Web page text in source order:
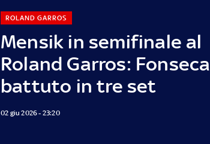
Mensik in semifinale al
Roland Garros: Fonseca
battuto in tre set
ROLAND GARROS
02 giu 2026 - 23:20